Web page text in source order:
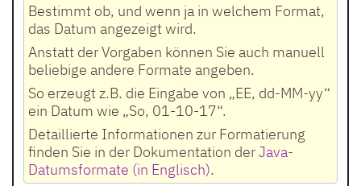
Bestimmt ob, und wenn ja in welchem Format,
das Datum angezeigt wird.
Anstatt der Vorgaben können Sie auch manuell
beliebige andere Formate angeben.
So erzeugt z.B. die Eingabe von „EE, dd-MM-yy“
ein Datum wie „So, 01-10-17“.
Detaillierte Informationen zur Formatierung
finden Sie in der Dokumentation derJava-
Datumsformate (in Englisch).